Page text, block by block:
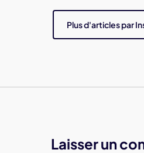
Plus d'articles par
Laisser un